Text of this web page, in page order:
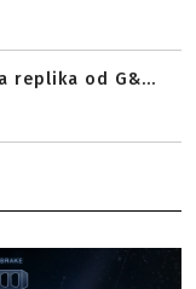
replika od G&...